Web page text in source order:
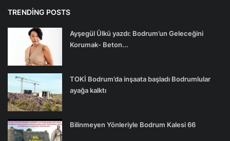
TRENDING POSTS
Ayşegül Ülkü yazdı: Bodrum’un Geleceğini
Korumak- Beton...
TOKİ Bodrum’da inşaata başladı Bodrumlular
ayağa kalktı
Bilinmeyen Yönleriyle Bodrum Kalesi 66